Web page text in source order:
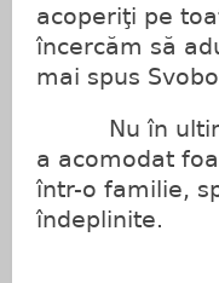
acoperiţi pe
încercăm să
mai spus
Nu în ultimul
a acomodat
într-o familie,
îndeplinite.